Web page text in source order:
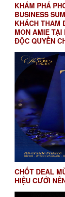
KHÁM PHÁ
BUSINESS
KHÁCH THAM
MON AMIE
ĐỘC QUYỀN
CHỐT DEAL
HIỆU CƯỚI